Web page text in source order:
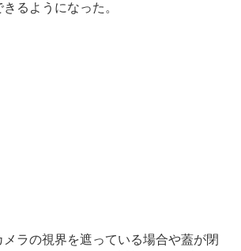
るようになった。
ラの視界を遮っている場合や蓋が閉